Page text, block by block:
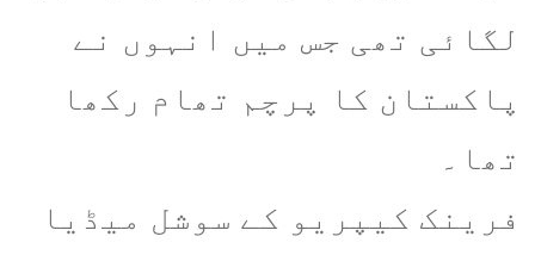
لگائی تھی جس میں انہوں نے
پاکستان کا پرچم تھام رکھا
تھا۔
فرینک کیپریو کے سوشل میڈیا